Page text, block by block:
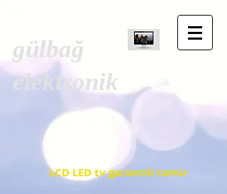
gülbağ
elektronik
LCD LED tv garantili tamir